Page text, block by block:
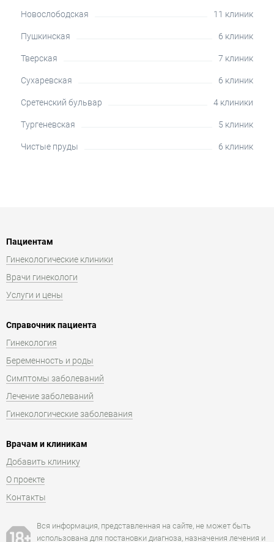
Новослободская 11 клиник
Пушкинская 6 клиник
Тверская 7 клиник
Сухаревская 6 клиник
Сретенский бульвар 4 клиники
Тургеневская 5 клиник
Чистые пруды 6 клиник
Пациентам
Гинекологические клиники
Врачи гинекологи
Услуги и цены
Справочник пациента
Гинекология
Беременность и роды
Симптомы заболеваний
Лечение заболеваний
Гинекологические заболевания
Врачам и клиникам
Добавить клинику
О проекте
Контакты
Вся информация, представленная на сайте, не может быть
использована для постановки диагноза, назначения лечения и